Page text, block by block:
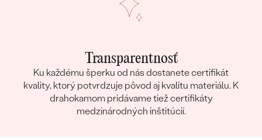
Transparentnosť
Ku každému šperku od nás dostanete certifikát
kvality, ktorý potvrdzuje pôvod aj kvalitu materiálu. K
drahokamom pridávame tiež certifikáty
medzinárodných inštitúcií.